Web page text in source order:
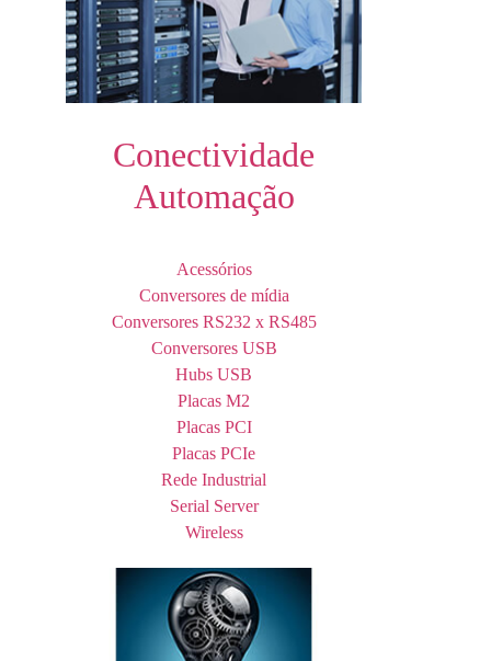
Conectividade
Automação
Acessórios
Conversores de mídia
Conversores RS232 x RS485
Conversores USB
Hubs USB
Placas M2
Placas PCI
Placas PCIe
Rede Industrial
Serial Server
Wireless